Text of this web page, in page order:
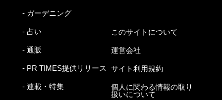
- ガーデニング
- 占い
- 通販
- PR TIMES提供リリース
- 連載・特集
このサイトについて
運営会社
サイト利用規約
個人に関わる情報の取り
扱いについて